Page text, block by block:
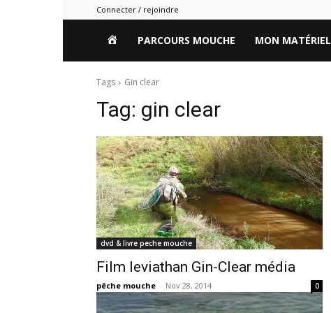
Connecter / rejoindre
HOMEPARCOURS MOUCHE MON MATÉRIEL
Tags Gin clear
Tag: gin clear
dvd & livre peche mouche
Film leviathan Gin-Clear média
pêche mouche - Nov 28, 2014 0